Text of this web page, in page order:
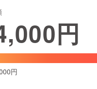
ファッション円
円